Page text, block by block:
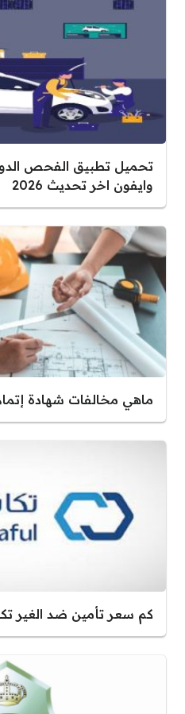
تحميل تطبيق الفحص
وايفون اخر تحديث 2026
ماهي مخالفات شهادة
كم سعر تأمين ضد الغير